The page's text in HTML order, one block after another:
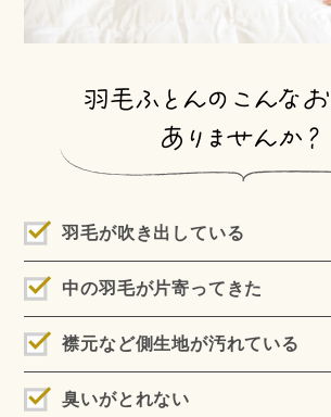
羽毛が吹き出している
中の羽毛が片寄ってきた
襟元など側生地が汚れている
臭いがとれない